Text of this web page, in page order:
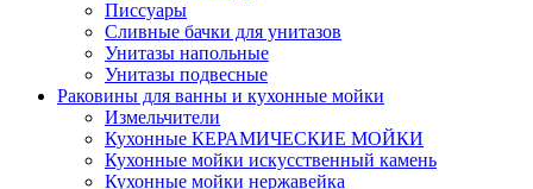
Писсуары
Сливные бачки для унитазов
Унитазы напольные
Унитазы подвесные
Раковины для ванны и кухонные мойки
Измельчители
Кухонные КЕРАМИЧЕСКИЕ МОЙКИ
Кухонные мойки искусственный камень
Кухонные мойки нержавейка